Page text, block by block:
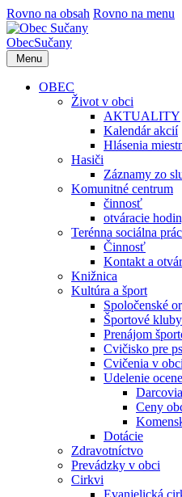
Rovno na obsah Rovno na menu
ObecSučany
Menu
OBEC
Život v obci
AKTUALITY
Kalendár akcií
Hlásenia
Hasiči
Záznamy zo
Komunitné centrum
činnosť
otváracie
Terénna sociálna
Činnosť
Kontakt a
Knižnica
Kultúra a šport
Spoločenské
Športové kluby
Prenájom
Cvičisko pre
Cvičenia v obci
Udelenie
Ceny
Dotácie
Zdravotníctvo
Prevádzky v obci
Cirkvi
Evanjelická